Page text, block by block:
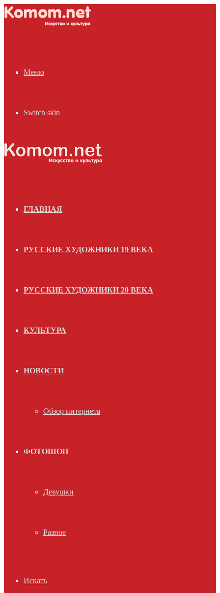
Меню
Switch skin
ГЛАВНАЯ
РУССКИЕ ХУДОЖНИКИ 19 ВЕКА
РУССКИЕ ХУДОЖНИКИ 20 ВЕКА
КУЛЬТУРА
НОВОСТИ
Обзор интернета
ФОТОШОП
Девушки
Разное
Искать